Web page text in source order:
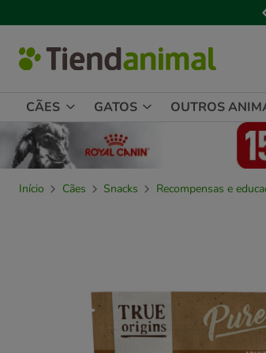
CÃES GATOS OUTROS
Início Cães Snacks
Recompensas e